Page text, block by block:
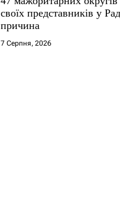
своїх представників у
причина
7 Серпня, 2026